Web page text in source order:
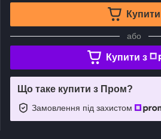
Купити
або
Купити з
Що таке купити з Пром?
Замовлення під захистом